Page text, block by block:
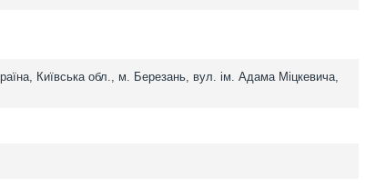
Київська обл., м. Березань, вул. ім. Адама Міцкевича,